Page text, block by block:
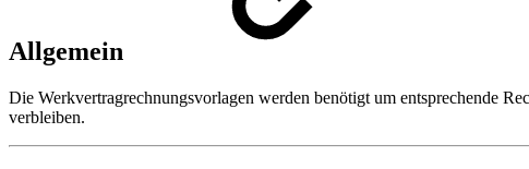
Allgemein
Die Werkvertragrechnungsvorlagen werden benötigt um entsprechende
verbleiben.